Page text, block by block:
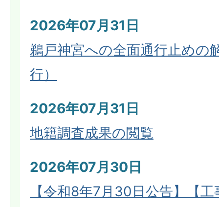
2026年07月31日
鵜戸神宮への全面通行止めの
行）
2026年07月31日
地籍調査成果の閲覧
2026年07月30日
【令和8年7月30日公告】【